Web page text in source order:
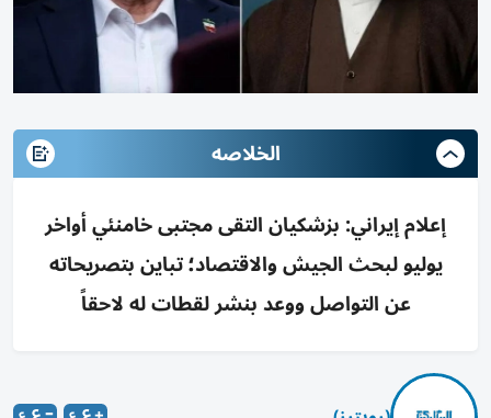
الخلاصه
إعلام إيراني: بزشكيان التقى مجتبى خامنئي أواخر
يوليو لبحث الجيش والاقتصاد؛ تباين بتصريحاته
عن التواصل ووعد بنشر لقطات له لاحقاً